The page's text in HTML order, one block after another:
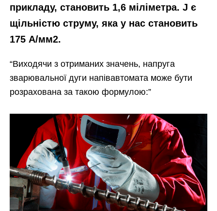
прикладу, становить 1,6 міліметра. J є
щільністю струму, яка у нас становить
175 А/мм2.
“Виходячи з отриманих значень, напруга
зварювальної дуги напівавтомата може бути
розрахована за такою формулою:”